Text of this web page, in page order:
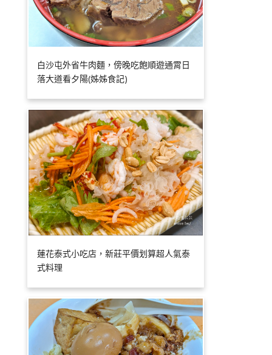
白沙屯外省牛肉麵，傍晚吃飽順遊通霄日
落大道看夕陽(姊姊食記)
蓮花泰式小吃店，新莊平價划算超人氣泰
式料理